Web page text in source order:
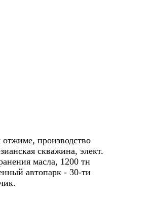
производство
скважина, элект.
масла, 1200 тн
автопарк - 30-ти